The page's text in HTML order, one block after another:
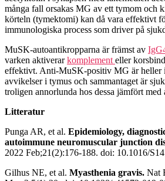
många fall orsakas MG av ett tymom och
körteln (tymektomi) kan då vara effektivt
immunologiska process som driver på
MuSK-autoantikropparna är främst av
varken aktiverarkomplement eller
effektivt. Anti-MuSK-positiv MG är heller
avvikelser i tymus och sammantaget är
troligen annorlunda hos dessa jämfört
Litteratur
Punga AR, et al. Epidemiology,
autoimmune neuromuscular junction
2022 Feb;21(2):176-188. doi: 10.1016/
Gilhus NE, et al. Myasthenia gravis. Nat